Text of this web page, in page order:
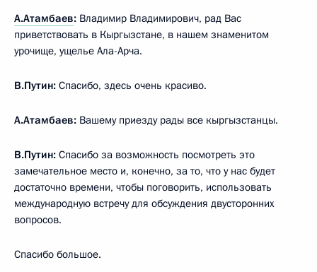
А.Атамбаев: Владимир Владимирович, рад Вас
приветствовать в Кыргызстане, в нашем знаменитом
урочище, ущелье Ала-Арча.
В.Путин: Спасибо, здесь очень красиво.
А.Атамбаев: Вашему приезду рады все кыргызстанцы.
В.Путин: Спасибо за возможность посмотреть это
замечательное место и, конечно, за то, что у нас будет
достаточно времени, чтобы поговорить, использовать
международную встречу для обсуждения двусторонних
вопросов.
Спасибо большое.